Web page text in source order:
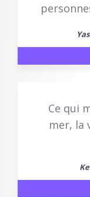
Ce qui
mer, la